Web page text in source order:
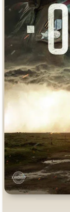
Постапокалипсис
Про акул
Про богов
Про вампиров
Про викингов
Про гангстеров
Про драконов
Про зомби
Про корабли и
лодки
Про любовь
Про мафию